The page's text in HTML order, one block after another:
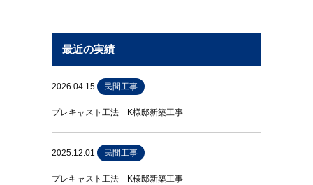
最近の実績
2026.04.15 民間工事
プレキャスト工法 K様邸新築工事
2025.12.01 民間工事
プレキャスト工法 K様邸新築工事